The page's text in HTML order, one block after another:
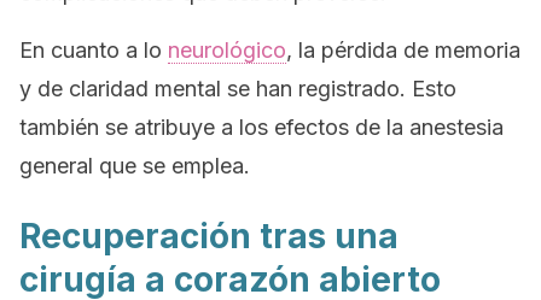
En cuanto a lo neurológico, la pérdida de memoria
y de claridad mental se han registrado. Esto
también se atribuye a los efectos de la anestesia
general que se emplea.
Recuperación tras una
cirugía a corazón abierto